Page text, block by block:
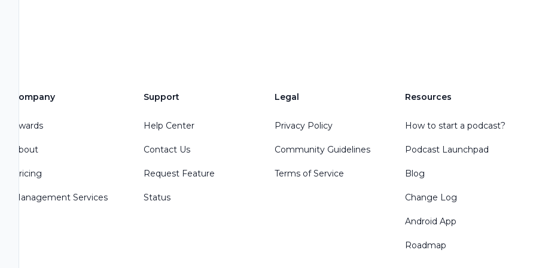
Company
Awards
About
Pricing
Management Services
Support
Help Center
Contact Us
Request Feature
Status
Legal
Privacy Policy
Community Guidelines
Terms of Service
Resources
How to start a podcast?
Podcast Launchpad
Blog
Change Log
Android App
Roadmap